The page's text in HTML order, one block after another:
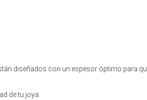
diseñados con un espesor óptimo para
de tu joya.